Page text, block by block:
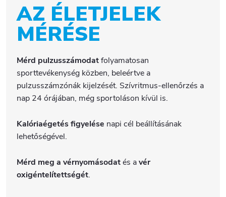
AZ ÉLETJELEK
MÉRÉSE
Mérd pulzusszámodatfolyamatosan
sporttevékenység közben, beleértve a
pulzusszámzónák kijelzését. Szívritmus-ellenőrzés a
nap 24 órájában, még sportoláson kívül is.
Kalóriaégetés figyelése napi cél beállításának
lehetőségével.
Mérd meg a vérnyomásodatés avér
oxigéntelítettségét.